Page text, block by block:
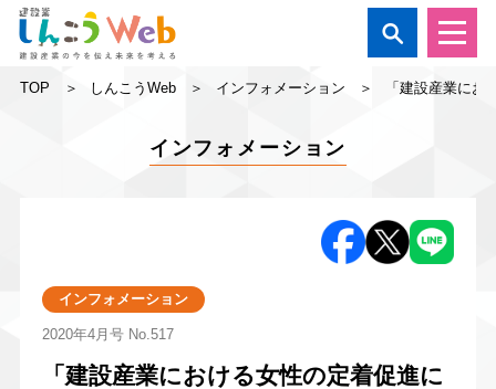

TOP しんこうWeb インフォメーション 「建設産業に
インフォメーション
インフォメーション
2020年4月号No.517
「建設産業における女性の定着促進に